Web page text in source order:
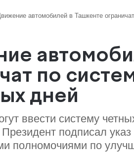
автомобилей в Ташкенте
по
дней
ввести систему
подписал
полномочиями по